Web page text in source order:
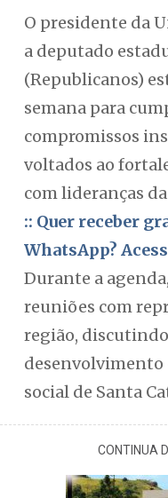
O presidente da
a deputado
(Republicanos)
semana para
compromissos
voltados ao
com lideranças
:: Quer receber
WhatsApp?
Durante a
reuniões com
região,
desenvolvimento
social de Santa
CONTINUA